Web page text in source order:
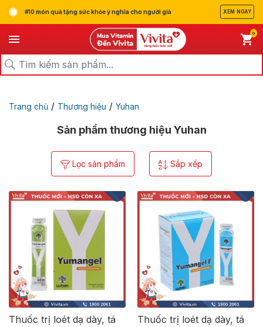
#10 món quà tặng sức khỏe ý nghĩa cho người già XEM NGAY
0
Trang chủ / Thương hiệu / Yuhan
Sản phẩm thương hiệu Yuhan
Lọc sản phẩm Sắp xếp
Thuốc trị loét dạ dày, tá
Thuốc trị loét dạ dày, tá